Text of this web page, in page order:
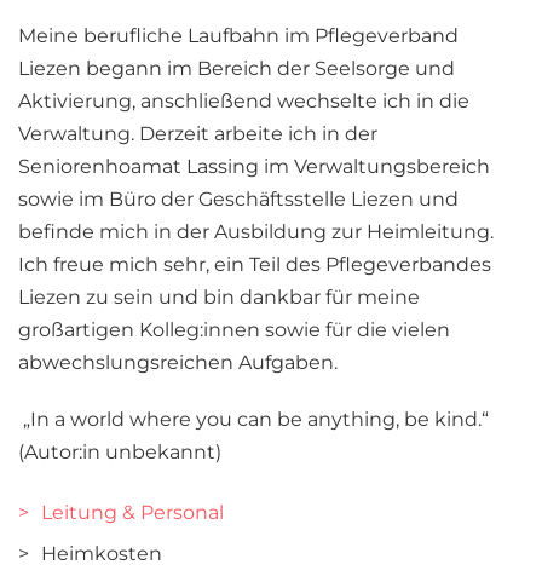
Meine berufliche Laufbahn im Pflegeverband
Liezen begann im Bereich der Seelsorge und
Aktivierung, anschließend wechselte ich in die
Verwaltung. Derzeit arbeite ich in der
Seniorenhoamat Lassing im Verwaltungsbereich
sowie im Büro der Geschäftsstelle Liezen und
befinde mich in der Ausbildung zur Heimleitung.
Ich freue mich sehr, ein Teil des Pflegeverbandes
Liezen zu sein und bin dankbar für meine
großartigen Kolleg:innen sowie für die vielen
abwechslungsreichen Aufgaben.
„In a world where you can be anything, be kind.“
(Autor:in unbekannt)
Leitung & Personal
Heimkosten